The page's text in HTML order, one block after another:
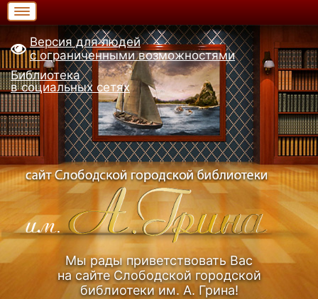
Версия для людей
с ограниченными возможностями
Библиотека
в социальных сетях
Мы рады приветствовать Вас
на сайте Слободской городской
библиотеки им. А. Грина!